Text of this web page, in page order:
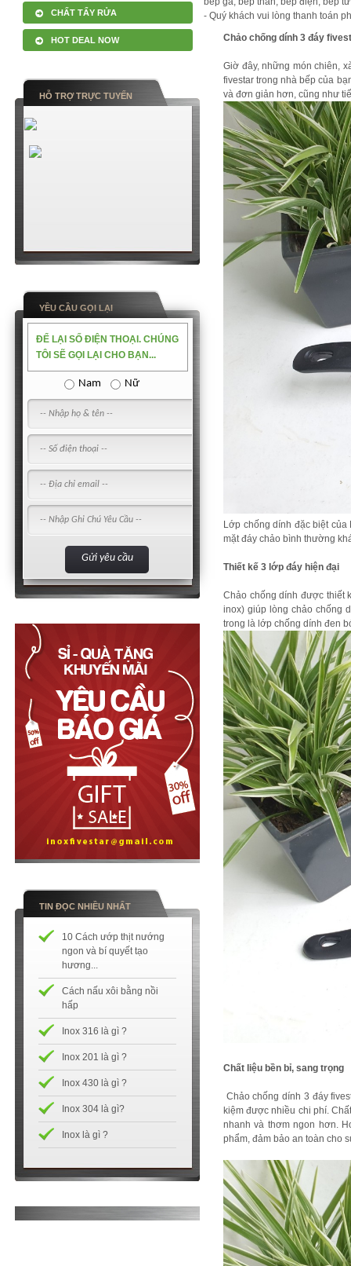
CHẤT TẨY RỬA
HOT DEAL NOW
HỖ TRỢ TRỰC TUYẾN
YỀU CẦU GỌI LẠI
ĐỂ LẠI SỐ ĐIỆN THOẠI. CHÚNG
TÔI SẼ GỌI LẠI CHO BẠN...
Nam Nữ
TIN ĐỌC NHIỀU NHẤT
10 Cách ướp thịt nướng
ngon và bí quyết tạo
hương...
Cách nấu xôi bằng nồi
hấp
Inox 316 là gì ?
Inox 201 là gì ?
Inox 430 là gì ?
Inox 304 là gì?
Inox là gì ?
- Quý khách vui lòng thanh toán
Chảo chống dính 3 đáy
Giờ đây, những món chiên,
fivestar trong nhà bếp của
và đơn giản hơn, cũng như
Lớp chống dính đặc biệt
mặt đáy chảo bình thường
Thiết kế 3 lớp đáy hiện đại
Chảo chống dính được thiết
inox) giúp lòng chảo chống
trong là lớp chống dính đen
Chất liệu bền bỉ, sang trọng
Chảo chống dính 3 đáy
kiệm được nhiều chi phí.
nhanh và thơm ngon hơn.
phẩm, đảm bảo an toàn cho